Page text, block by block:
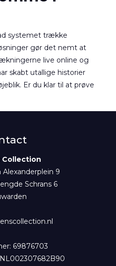
systemet trække
gør det nemt at
live online og
skabt utallige historier
Er du klar til at prøve
Collection
Alexanderplein 9
Schrans 6
69876703